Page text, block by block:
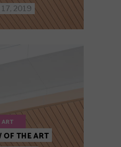
17, 2019
ART
OF THE ART